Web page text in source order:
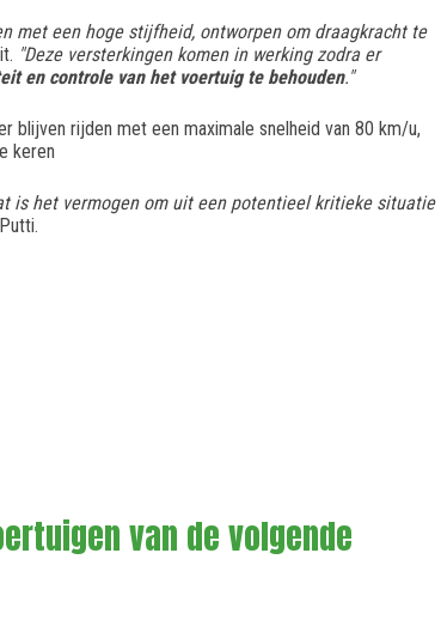
met een hoge stijfheid, ontworpen om draagkracht te
"Deze versterkingen komen in werking zodra er
en controle van het voertuig te behouden."
blijven rijden met een maximale snelheid van 80 km/u,
keren
is het vermogen om uit een potentieel kritieke situatie
van de volgende